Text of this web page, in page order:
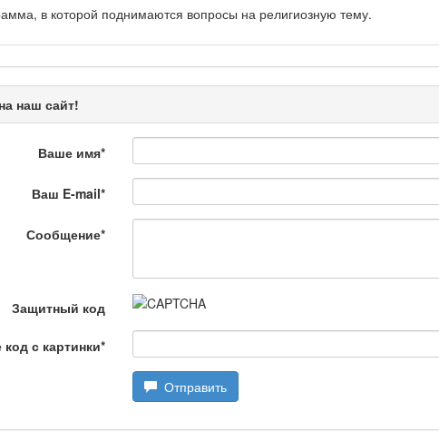
в которой поднимаются вопросы на религиозную тему.
программа «Энергия удачи» представляет собой
волне / Қылмыс пен жаза
наш сайт!
Ваше имя*
Ваш E-mail*
Сообщение*
Защитный код
код с картинки*
Отправить